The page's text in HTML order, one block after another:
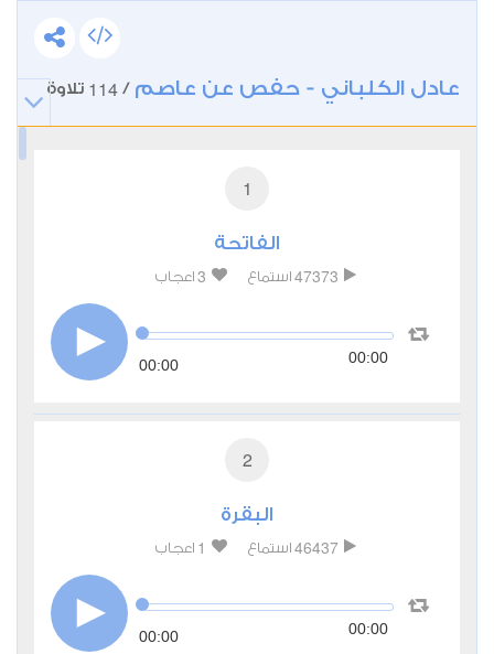
عادل الكلباني - حفص عن عاصم /
114 تلاوة
1
الفاتحة
47373 استماع 3 اعجاب
00:00 00:00
2
البقرة
46437 استماع 1 اعجاب
00:00 00:00